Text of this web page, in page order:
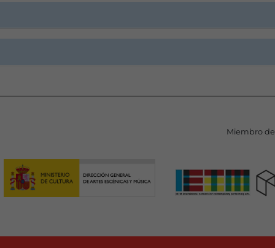
Miembro de